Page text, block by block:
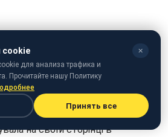
Віра Брежнєва, поділилася
позує в незвичному образі.
на своїй сторінці в
cookie ✕
для анализа трафика и
Прочитайте нашу Политику
Принять все